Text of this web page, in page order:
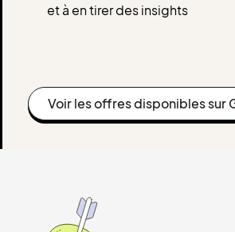
et à en tirer des insights
Voir les offres disponibles sur